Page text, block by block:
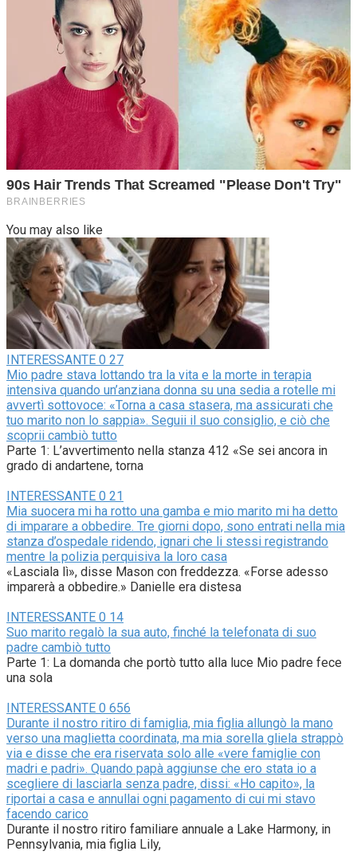
You may also like
INTERESSANTE 0 27
Mio padre stava lottando tra la vita e la morte in terapia
intensiva quando un’anziana donna su una sedia a rotelle mi
avvertì sottovoce: «Torna a casa stasera, ma assicurati che
tuo marito non lo sappia». Seguii il suo consiglio, e ciò che
scoprii cambiò tutto
Parte 1: L’avvertimento nella stanza 412 «Se sei ancora in
grado di andartene, torna
INTERESSANTE 0 21
Mia suocera mi ha rotto una gamba e mio marito mi ha detto
di imparare a obbedire. Tre giorni dopo, sono entrati nella mia
stanza d’ospedale ridendo, ignari che li stessi registrando
mentre la polizia perquisiva la loro casa
«Lasciala lì», disse Mason con freddezza. «Forse adesso
imparerà a obbedire.» Danielle era distesa
INTERESSANTE 0 14
Suo marito regalò la sua auto, finché la telefonata di suo
padre cambiò tutto
Parte 1: La domanda che portò tutto alla luce Mio padre fece
una sola
INTERESSANTE 0 656
Durante il nostro ritiro di famiglia, mia figlia allungò la mano
verso una maglietta coordinata, ma mia sorella gliela strappò
via e disse che era riservata solo alle «vere famiglie con
madri e padri». Quando papà aggiunse che ero stata io a
scegliere di lasciarla senza padre, dissi: «Ho capito», la
riportai a casa e annullai ogni pagamento di cui mi stavo
facendo carico
Durante il nostro ritiro familiare annuale a Lake Harmony, in
Pennsylvania, mia figlia Lily,